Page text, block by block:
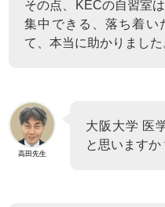
その点、KECの自習室
集中できる、落ち着い
て、本当に助かりました
高田先生
大阪大学 医
と思いますか